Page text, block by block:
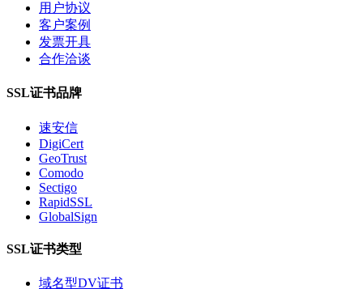
用户协议
客户案例
发票开具
合作洽谈
SSL证书品牌
速安信
DigiCert
GeoTrust
Comodo
Sectigo
RapidSSL
GlobalSign
SSL证书类型
域名型DV证书